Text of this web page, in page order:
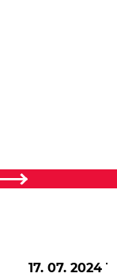
17. 07. 2024